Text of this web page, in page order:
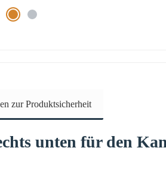
zur Produktsicherheit
unten für den